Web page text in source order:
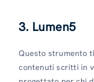
3. Lumen5
Questo strumento
contenuti scritti in